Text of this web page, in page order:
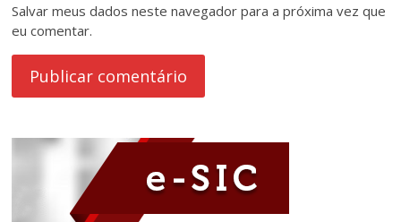
Salvar meus dados neste navegador para a próxima vez que
eu comentar.